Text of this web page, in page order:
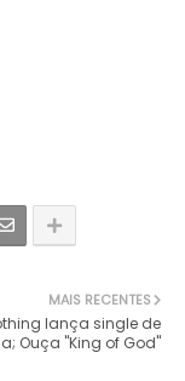
MAIS RECENTES
lança single de
Ouça "King of God"